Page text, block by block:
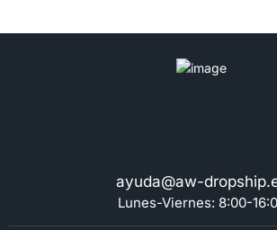
ayuda@aw-
Lunes-Viernes: 8:00-